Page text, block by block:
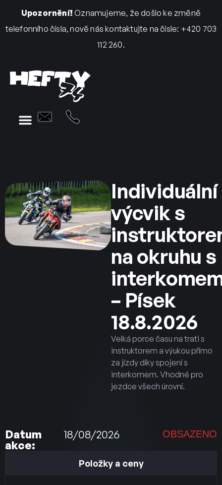
Upozornění! Oznamujeme, že došlo ke změně
telefonního čísla, nově nás kontaktujte na čísle: +420 703
112 260.
Individuální
výcvik s
na okruhu s
– Písek
18.8.2026
Velká porce času na trati s
instruktorem a výukou přímo
za jízdy díky spojení s
interkomem. Vhodné pro
jezdce všech úrovní.
Datum
akce:
18/08/2026 OBSAZENO
Položky a ceny